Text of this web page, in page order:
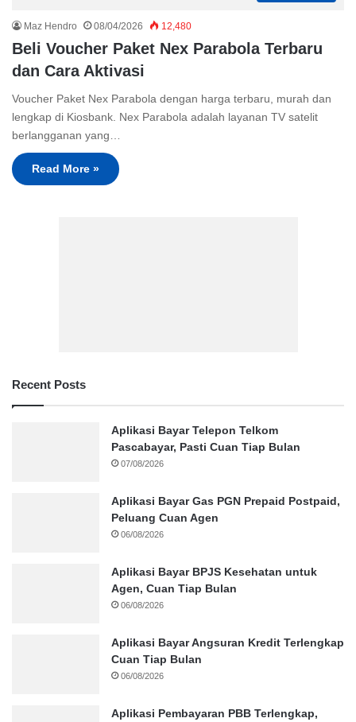
Maz Hendro 08/04/2026 12,480
Beli Voucher Paket Nex Parabola Terbaru
dan Cara Aktivasi
Voucher Paket Nex Parabola dengan harga terbaru, murah dan
lengkap di Kiosbank. Nex Parabola adalah layanan TV satelit
berlangganan yang…
Read More »
Recent Posts
Aplikasi Bayar Telepon Telkom
Pascabayar, Pasti Cuan Tiap Bulan
07/08/2026
Aplikasi Bayar Gas PGN Prepaid Postpaid,
Peluang Cuan Agen
06/08/2026
Aplikasi Bayar BPJS Kesehatan untuk
Agen, Cuan Tiap Bulan
06/08/2026
Aplikasi Bayar Angsuran Kredit Terlengkap
Cuan Tiap Bulan
06/08/2026
Aplikasi Pembayaran PBB Terlengkap,